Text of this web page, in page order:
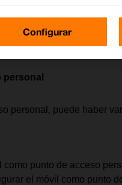
personal, puede haber
como punto de acceso
el móvil como punto
Configurar